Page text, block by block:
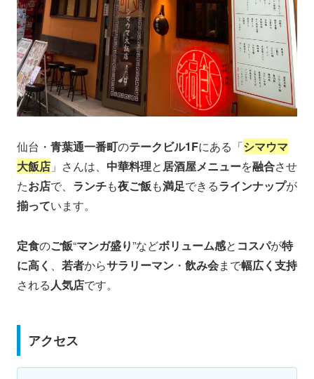
仙台・ 青葉通一番町のテークビル1Fにある「シマウマ
大飯店 」さんは、 中華料理と居酒屋メニューを融合させ
たお店で、 ランチも夜ご飯も満足できるラインナップが
揃っています。
定食のご飯“マンガ盛り”などボリューム感と コスパが特
に高く 、 若者からサラリーマン ・ 飲み会まで幅広く支持
される人気店です。
アクセス